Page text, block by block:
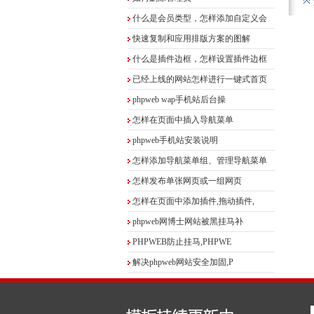
什么是会员类型，怎样添加自定义会
快速复制和应用排版方案的图解
什么是插件边框，怎样设置插件边框
已经上线的网站怎样进行一键式首页
phpweb wap手机站后台操
怎样在页面中插入导航菜单
phpweb手机站安装说明
怎样添加导航菜单组、管理导航菜单
怎样发布单张网页或一组网页
怎样在页面中添加插件,拖动插件,
phpweb网博士网站被黑挂马补
PHPWEB防止挂马,PHPWE
解决phpweb网站安全加固,P